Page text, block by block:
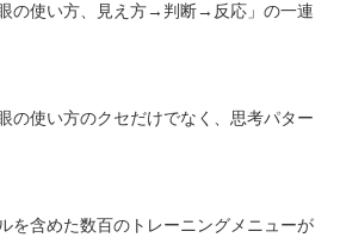
の使い方、見え方→判断→反応」の一連
の使い方のクセだけでなく、思考パター
を含めた数百のトレーニングメニューが